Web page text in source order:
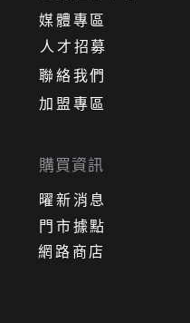
人才招募
媒體專區
網路商店
門市據點
曜新消息
購買資訊
聯絡我們
加盟專區